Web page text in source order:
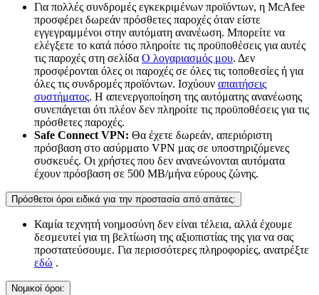
Για πολλές συνδρομές εγκεκριμένων προϊόντων, η McAfee
προσφέρει δωρεάν πρόσθετες παροχές όταν είστε
εγγεγραμμένοι στην αυτόματη ανανέωση. Μπορείτε να
ελέγξετε το κατά πόσο πληροίτε τις προϋποθέσεις για αυτές
τις παροχές στη σελίδα Ο λογαριασμός μου. Δεν
προσφέρονται όλες οι παροχές σε όλες τις τοποθεσίες ή για
όλες τις συνδρομές προϊόντων. Ισχύουν απαιτήσεις
συστήματος. Η απενεργοποίηση της αυτόματης ανανέωσης
συνεπάγεται ότι πλέον δεν πληροίτε τις προϋποθέσεις για τις
πρόσθετες παροχές.
Safe Connect VPN: Θα έχετε δωρεάν, απεριόριστη
πρόσβαση στο ασύρματο VPN μας σε υποστηριζόμενες
συσκευές. Οι χρήστες που δεν ανανεώνονται αυτόματα
έχουν πρόσβαση σε 500 MB/μήνα εύρους ζώνης.
Πρόσθετοι όροι ειδικά για την προστασία από απάτες:
Καμία τεχνητή νοημοσύνη δεν είναι τέλεια, αλλά έχουμε
δεσμευτεί για τη βελτίωση της αξιοπιστίας της για να σας
προστατεύσουμε. Για περισσότερες πληροφορίες, ανατρέξτε
εδώ .
Νομικοί όροι:​